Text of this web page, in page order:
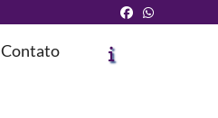
Contato